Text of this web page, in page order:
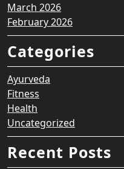
March 2026
February 2026
Categories
Ayurveda
Fitness
Health
Uncategorized
Recent Posts